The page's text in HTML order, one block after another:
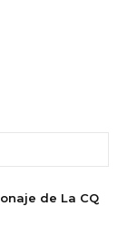
de La CQ